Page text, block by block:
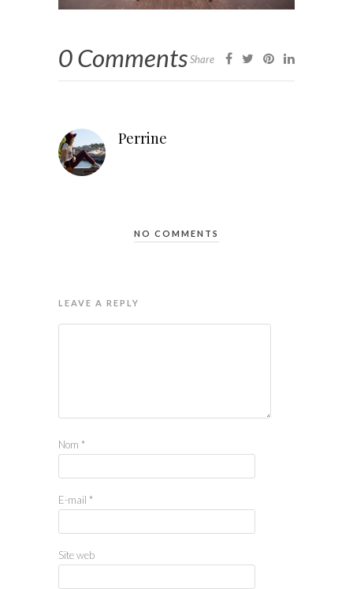
0 CommentsShare
Perrine
NO COMMENTS
LEAVE A REPLY
Nom *
E-mail *
Site web